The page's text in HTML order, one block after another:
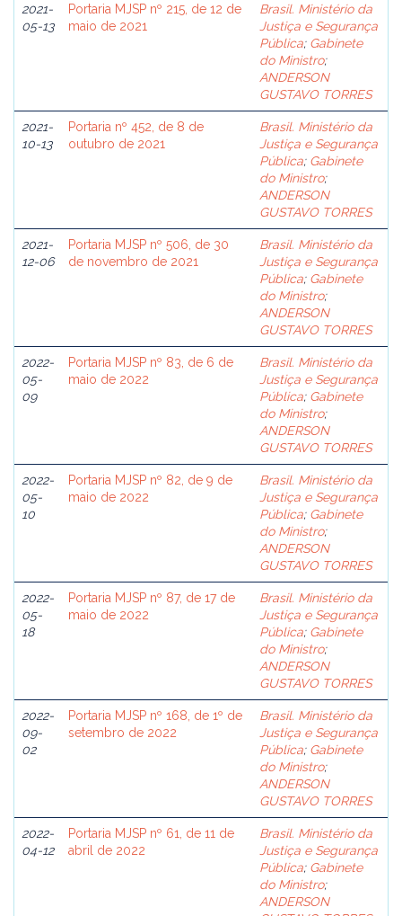
2021-
05-13
Portaria MJSP nº 215, de 12 de
maio de 2021
Brasil. Ministério da
Justiça e Segurança
Pública; Gabinete
do Ministro;
ANDERSON
GUSTAVO TORRES
2021-
10-13
Portaria nº 452, de 8 de
outubro de 2021
Brasil. Ministério da
Justiça e Segurança
Pública; Gabinete
do Ministro;
ANDERSON
GUSTAVO TORRES
2021-
12-06
Portaria MJSP nº 506, de 30
de novembro de 2021
Brasil. Ministério da
Justiça e Segurança
Pública; Gabinete
do Ministro;
ANDERSON
GUSTAVO TORRES
2022-
05-
09
Portaria MJSP nº 83, de 6 de
maio de 2022
Brasil. Ministério da
Justiça e Segurança
Pública; Gabinete
do Ministro;
ANDERSON
GUSTAVO TORRES
2022-
05-
10
Portaria MJSP nº 82, de 9 de
maio de 2022
Brasil. Ministério da
Justiça e Segurança
Pública; Gabinete
do Ministro;
ANDERSON
GUSTAVO TORRES
2022-
05-
18
Portaria MJSP nº 87, de 17 de
maio de 2022
Brasil. Ministério da
Justiça e Segurança
Pública; Gabinete
do Ministro;
ANDERSON
GUSTAVO TORRES
2022-
09-
02
Portaria MJSP nº 168, de 1º de
setembro de 2022
Brasil. Ministério da
Justiça e Segurança
Pública; Gabinete
do Ministro;
ANDERSON
GUSTAVO TORRES
2022-
04-12
Portaria MJSP nº 61, de 11 de
abril de 2022
Brasil. Ministério da
Justiça e Segurança
Pública; Gabinete
do Ministro;
ANDERSON